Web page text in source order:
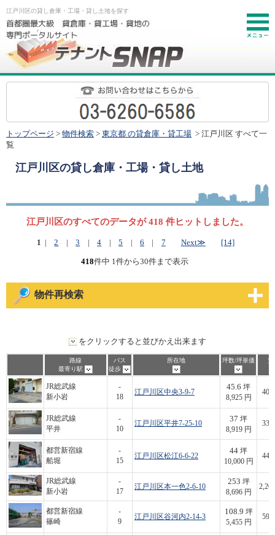
江戸川区の貸し倉庫・工場・貸し土地を探す
トップページ > 物件検索 > 東京都 の貸倉庫・貸工場 > 江戸川区 すべて一
覧
江戸川区の貸し倉庫・工場・貸し土地
江戸川区のすべてのデータが 418 件ヒットしました。
1 2 3 4 5 6 7 Next≫ [14]
418件中 1件から30件まで表示
をクリックすると並びかえ出来ます
路線
最寄り駅
バス
徒歩
所在地 坪数/坪単価 賃
JR総武線
新小岩
-
18
江戸川区中央3-9-7
45.6 坪
8,925 円
JR総武線
平井
-
10
江戸川区平井7-25-10
37 坪
8,919 円
都営新宿線
船堀
-
15
江戸川区松江6-6-22
44 坪
10,000 円
JR総武線
新小岩
-
17
江戸川区本一色2-6-10
253 坪
8,696 円
都営新宿線
篠崎
-
9
江戸川区谷河内2-14-3
108.9 坪
5,455 円
物件再検索